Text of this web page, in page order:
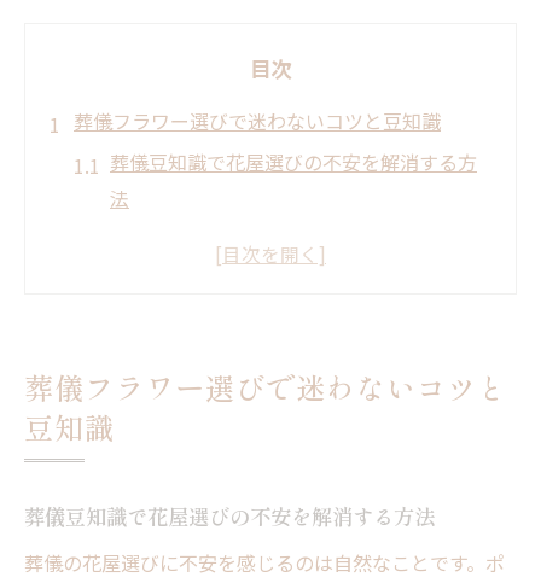
目次
葬儀フラワー選びで迷わないコツと豆知識
葬儀豆知識で花屋選びの不安を解消する方
法
葬儀の花の値段相場と豆知識を押さえよう
花屋選びできついと感じた時の豆知識
失敗しない葬儀用フラワーの選び方豆知識
供花の読み方と葬儀豆知識をやさしく解説
供花の読み間違いを防ぐ葬儀豆知識
葬儀フラワー選びで迷わないコツと
豆知識
葬儀豆知識で花屋選びの不安を解消する方法
葬儀の花屋選びに不安を感じるのは自然なことです。ポ